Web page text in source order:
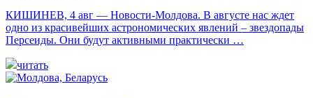
КИШИНЕВ, 4 авг — Новости-Молдова. В августе нас ждет
одно из красивейших астрономических явлений – звездопады
Персеиды. Они будут активными практически …
читать